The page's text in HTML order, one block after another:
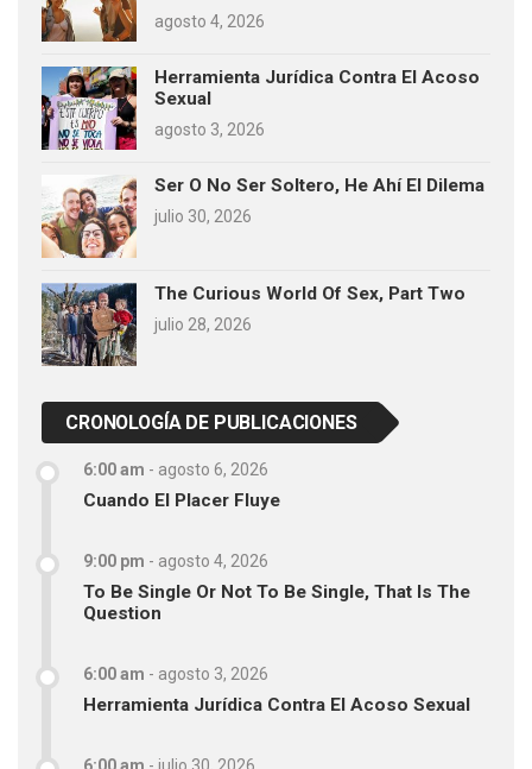
agosto 4, 2026
Herramienta Jurídica Contra El Acoso
Sexual
agosto 3, 2026
Ser O No Ser Soltero, He Ahí El Dilema
julio 30, 2026
The Curious World Of Sex, Part Two
julio 28, 2026
CRONOLOGÍA DE PUBLICACIONES
6:00 am - agosto 6, 2026
Cuando El Placer Fluye
9:00 pm - agosto 4, 2026
To Be Single Or Not To Be Single, That Is The
Question
6:00 am - agosto 3, 2026
Herramienta Jurídica Contra El Acoso Sexual
6:00 am - julio 30, 2026